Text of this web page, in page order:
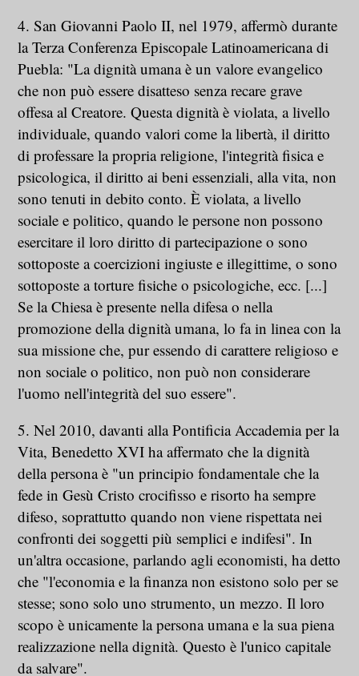
4. San Giovanni Paolo II, nel 1979, affermò durante
la Terza Conferenza Episcopale Latinoamericana di
Puebla: "La dignità umana è un valore evangelico
che non può essere disatteso senza recare grave
offesa al Creatore. Questa dignità è violata, a livello
individuale, quando valori come la libertà, il diritto
di professare la propria religione, l'integrità fisica e
psicologica, il diritto ai beni essenziali, alla vita, non
sono tenuti in debito conto. È violata, a livello
sociale e politico, quando le persone non possono
esercitare il loro diritto di partecipazione o sono
sottoposte a coercizioni ingiuste e illegittime, o sono
sottoposte a torture fisiche o psicologiche, ecc. [...]
Se la Chiesa è presente nella difesa o nella
promozione della dignità umana, lo fa in linea con la
sua missione che, pur essendo di carattere religioso e
non sociale o politico, non può non considerare
l'uomo nell'integrità del suo essere".
5. Nel 2010, davanti alla Pontificia Accademia per la
Vita, Benedetto XVI ha affermato che la dignità
della persona è "un principio fondamentale che la
fede in Gesù Cristo crocifisso e risorto ha sempre
difeso, soprattutto quando non viene rispettata nei
confronti dei soggetti più semplici e indifesi". In
un'altra occasione, parlando agli economisti, ha detto
che "l'economia e la finanza non esistono solo per se
stesse; sono solo uno strumento, un mezzo. Il loro
scopo è unicamente la persona umana e la sua piena
realizzazione nella dignità. Questo è l'unico capitale
da salvare".